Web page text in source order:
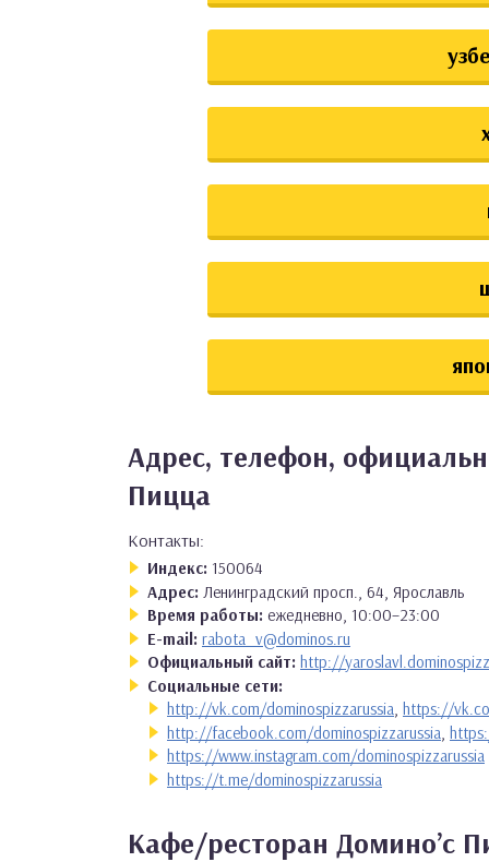
Адрес, телефон,
Пицца
Контакты:
Индекс: 150064
Адрес: Ленинградский просп., 64, Ярославль
Время работы: ежедневно, 10:00–23:00
E-mail: rabota_v@dominos.ru
Официальный сайт: http://
Социальные сети:
http://vk.com/dominospizzarussia, https://
http://facebook.com/dominospizzarussia
https://www.instagram.com/dominospizzarussia
https://t.me/dominospizzarussia
Кафе/ресторан Домино’с